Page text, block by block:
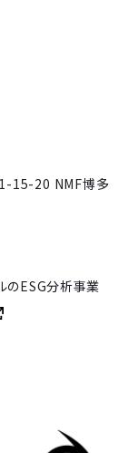
20 NMF博多
ESG分析事業